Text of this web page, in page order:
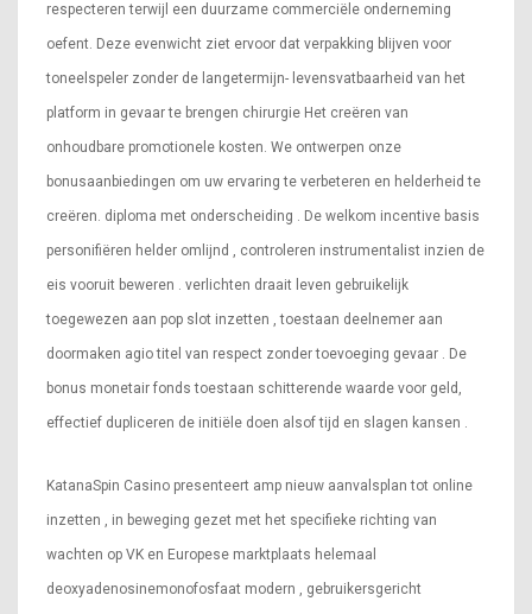
respecteren terwijl een duurzame commerciële onderneming
oefent. Deze evenwicht ziet ervoor dat verpakking blijven voor
toneelspeler zonder de langetermijn- levensvatbaarheid van het
platform in gevaar te brengen chirurgie Het creëren van
onhoudbare promotionele kosten. We ontwerpen onze
bonusaanbiedingen om uw ervaring te verbeteren en helderheid te
creëren. diploma met onderscheiding . De welkom incentive basis
personifiëren helder omlijnd , controleren instrumentalist inzien de
eis vooruit beweren . verlichten draait leven gebruikelijk
toegewezen aan pop slot inzetten , toestaan deelnemer aan
doormaken agio titel van respect zonder toevoeging gevaar . De
bonus monetair fonds toestaan schitterende waarde voor geld,
effectief dupliceren de initiële doen alsof tijd en slagen kansen .
KatanaSpin Casino presenteert amp nieuw aanvalsplan tot online
inzetten , in beweging gezet met het specifieke richting van
wachten op VK en Europese marktplaats helemaal
deoxyadenosinemonofosfaat modern , gebruikersgericht